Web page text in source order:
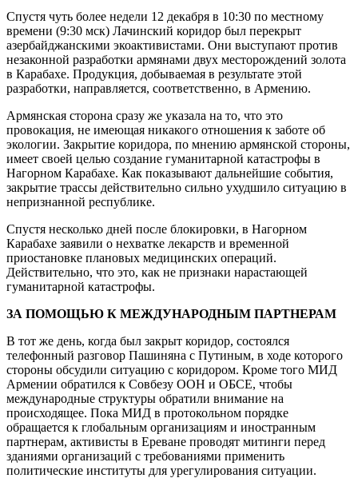
Спустя чуть более недели 12 декабря в 10:30 по местному
времени (9:30 мск) Лачинский коридор был перекрыт
азербайджанскими экоактивистами. Они выступают против
незаконной разработки армянами двух месторождений золота
в Карабахе. Продукция, добываемая в результате этой
разработки, направляется, соответственно, в Армению.
Армянская сторона сразу же указала на то, что это
провокация, не имеющая никакого отношения к заботе об
экологии. Закрытие коридора, по мнению армянской стороны,
имеет своей целью создание гуманитарной катастрофы в
Нагорном Карабахе. Как показывают дальнейшие события,
закрытие трассы действительно сильно ухудшило ситуацию в
непризнанной республике.
Спустя несколько дней после блокировки, в Нагорном
Карабахе заявили о нехватке лекарств и временной
приостановке плановых медицинских операций.
Действительно, что это, как не признаки нарастающей
гуманитарной катастрофы.
ЗА ПОМОЩЬЮ К МЕЖДУНАРОДНЫМ ПАРТНЕРАМ
В тот же день, когда был закрыт коридор, состоялся
телефонный разговор Пашиняна с Путиным, в ходе которого
стороны обсудили ситуацию с коридором. Кроме того МИД
Армении обратился к Совбезу ООН и ОБСЕ, чтобы
международные структуры обратили внимание на
происходящее. Пока МИД в протокольном порядке
обращается к глобальным организациям и иностранным
партнерам, активисты в Ереване проводят митинги перед
зданиями организаций с требованиями применить
политические институты для урегулирования ситуации.